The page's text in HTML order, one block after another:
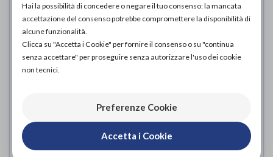
VIA IVORY
di
Hai la possibilità di concedere o negare il tuo consenso: la mancata
accettazione del consenso potrebbe compromettere la disponibilità di
alcune funzionalità.
Clicca su "Accetta i Cookie" per fornire il consenso o su "continua
senza accettare" per proseguire senza autorizzare l'uso dei cookie
non tecnici.
Preferenze Cookie
Accetta i Cookie